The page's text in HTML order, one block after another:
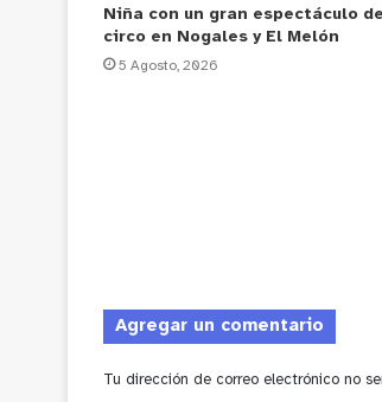
Niña con un gran espectáculo de
circo en Nogales y El Melón
5 Agosto, 2026
Agregar un comentario
Tu dirección de correo electrónico no